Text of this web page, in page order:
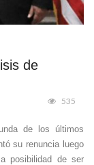
de
535
de los últimos
su renuncia luego
posibilidad de ser